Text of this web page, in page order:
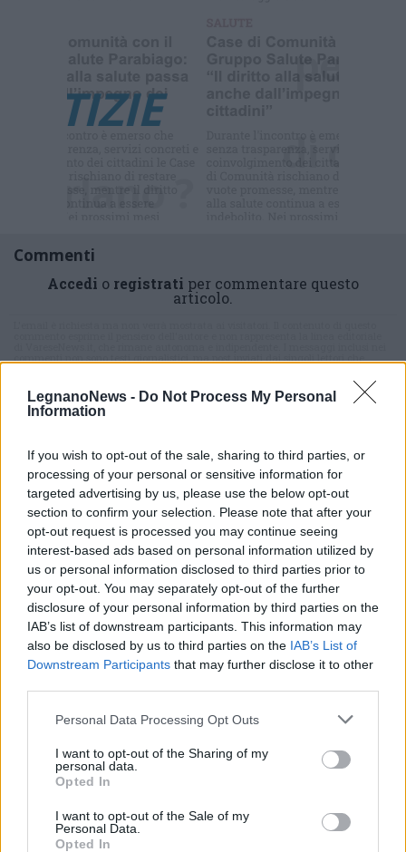
LegnanoNews - Do Not Process My Personal
Information
If you wish to opt-out of the sale, sharing to third parties, or
processing of your personal or sensitive information for
targeted advertising by us, please use the below opt-out
section to confirm your selection. Please note that after your
opt-out request is processed you may continue seeing
interest-based ads based on personal information utilized by
us or personal information disclosed to third parties prior to
your opt-out. You may separately opt-out of the further
disclosure of your personal information by third parties on the
IAB’s list of downstream participants. This information may
also be disclosed by us to third parties on the IAB’s List of
Downstream Participants that may further disclose it to other
Personal Data Processing Opt Outs
I want to opt-out of the Sharing of my
personal data.
Opted In
I want to opt-out of the Sale of my
Personal Data.
Opted In
Commenti
Accedi o registrati per commentare questo
articolo.
possono essere automaticamente pubblicati senza filtro preventivo. I commenti
che includano uno o più link a siti esterni verranno rimossi in automatico dal
sistema.
ALTRE NOTIZIE DI LEGNANO